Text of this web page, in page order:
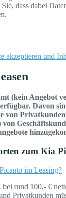
dass dabei
akzeptieren und
(kein Angebot
Davon
von
zum Kia
im Leasing?
bei rund 100,- €
Privatkunden